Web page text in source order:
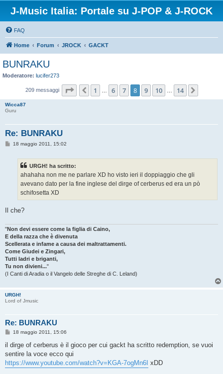
J-Music Italia: Portale su J-POP & J-ROCK
FAQ
Home Forum JROCK GACKT
BUNRAKU
Moderatore: lucifer273
209 messaggi Pagina 14
Precedente
1 6 7 8 9 10 14
Wicca87
Guru
Re: BUNRAKU
M18 maggio 2011, 15:02
URGH! ha scritto:
ahahaha non me ne parlare XD ho visto ieri il doppiaggio che gli
avevano dato per la fine inglese del dirge of cerberus ed era un pò
schifosetta XD
Il che?
"Non devi essere come la figlia di Caino,
E della razza che è divenuta
Scellerata e infame a causa dei maltrattamenti.
Come Giudei e Zingari,
Tutti ladri e briganti,
Tu non divieni..."
(I Canti di Aradia o il Vangelo delle Streghe di C. Leland)
URGH!
Lord of Jmusic
Re: BUNRAKU
M
s
a
g
g
18 maggio 2011, 15:06
il dirge of cerberus è il gioco per cui gackt ha scritto redemption, se vuoi
sentire la voce ecco qui
https://www.youtube.com/watch?v=KGA-7ogMn6I xDD